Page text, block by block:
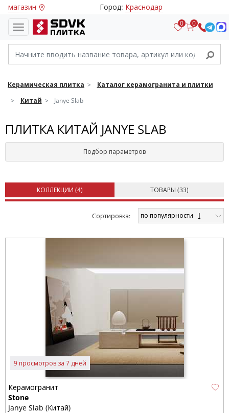
магазин Город: Краснодар
0 0
Керамическая плитка
Каталог керамогранита и плитки
Китай
Janye Slab
ПЛИТКА КИТАЙ JANYE SLAB
Подбор параметров
КОЛЛЕКЦИИ (4) ТОВАРЫ (33)
Cортировка: по популярности
9 просмотров за 7 дней
Керамогранит
Stone
Janye Slab (Китай)